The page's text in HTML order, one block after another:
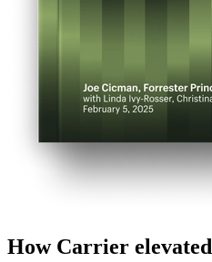
How Carrier